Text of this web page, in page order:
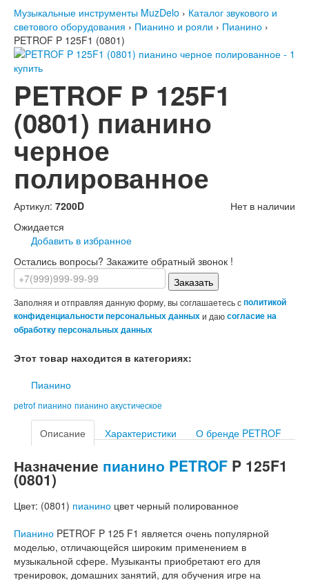
Музыкальные инструменты MuzDelo › Каталог звукового и
светового оборудования › Пианино и рояли › Пианино ›
PETROF P 125F1 (0801)
PETROF P 125F1
(0801) пианино
черное
полированное
Артикул: 7200D
Нет в наличии
Ожидается
Добавить в избранное
Остались вопросы? Закажите обратный звонок !
Заказать
Заполняя и отправляя данную форму, вы соглашаетесь сполитикой
конфиденциальности персональных данныхи даюсогласие на
обработку персональных данных
Этот товар находится в категориях:
Пианино
petrof пианино пианино акустическое
Описание Характеристики О бренде PETROF
Назначение пианино PETROF P 125F1
(0801)
Цвет: (0801) пианино цвет черный полированное
Пианино PETROF P 125 F1 является очень популярной
моделью, отличающейся широким применением в
музыкальной сфере. Музыканты приобретают его для
тренировок, домашних занятий, для обучения игре на